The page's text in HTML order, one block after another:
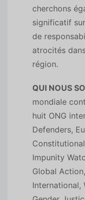
cherchons
significatif
de
atrocités
région.
QUI NOUS
mondiale
huit ONG
Defenders,
Impunity
Global
International,